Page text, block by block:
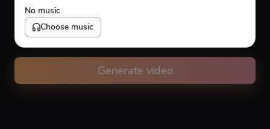
No music
Choose music
Generate video